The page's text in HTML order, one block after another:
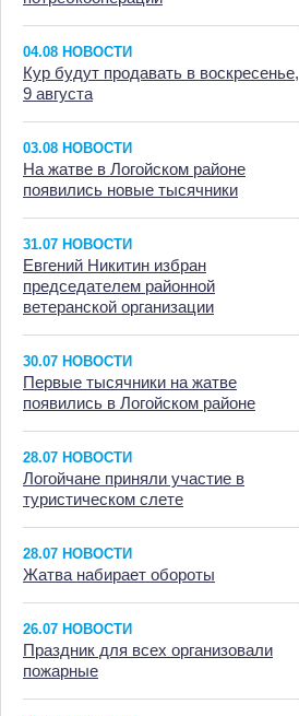
04.08 НОВОСТИ
Кур будут продавать в воскресенье,
9 августа
03.08 НОВОСТИ
На жатве в Логойском районе
появились новые тысячники
31.07 НОВОСТИ
Евгений Никитин избран
председателем районной
ветеранской организации
30.07 НОВОСТИ
Первые тысячники на жатве
появились в Логойском районе
28.07 НОВОСТИ
Логойчане приняли участие в
туристическом слете
28.07 НОВОСТИ
Жатва набирает обороты
26.07 НОВОСТИ
Праздник для всех организовали
пожарные